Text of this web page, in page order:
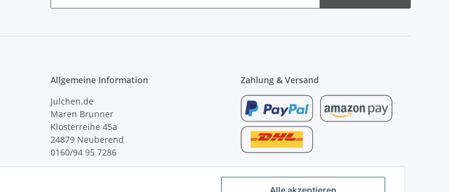
Alle akzeptieren
Allgemeine Information
Julchen.de
Maren Brunner
Klosterreihe 45a
24879 Neuberend
0160/94 95 7286
Zahlung & Versand